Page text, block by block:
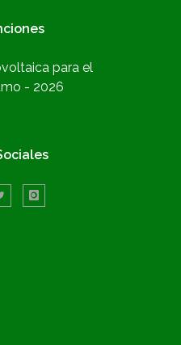
para el
- 2026